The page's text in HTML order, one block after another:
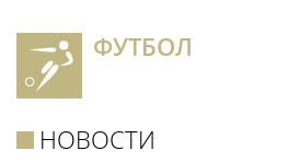
ФУТБОЛ
НОВОСТИ